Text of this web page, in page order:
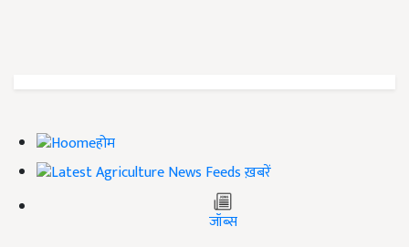
होम
ख़बरें
जॉब्स